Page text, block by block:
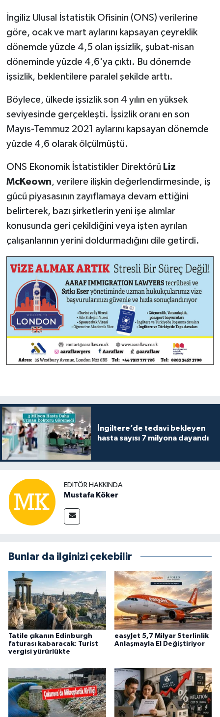
İngiliz Ulusal İstatistik Ofisinin (ONS) verilerine
göre, ocak ve mart aylarını kapsayan çeyreklik
dönemde yüzde 4,5 olan işsizlik, şubat-nisan
döneminde yüzde 4,6'ya çıktı. Bu dönemde
işsizlik, beklentilere paralel şekilde arttı.
Böylece, ülkede işsizlik son 4 yılın en yüksek
seviyesinde gerçekleşti. İşsizlik oranı en son
Mayıs-Temmuz 2021 aylarını kapsayan dönemde
yüzde 4,6 olarak ölçülmüştü.
ONS Ekonomik İstatistikler Direktörü Liz
McKeown, verilere ilişkin değerlendirmesinde, iş
gücü piyasasının zayıflamaya devam ettiğini
belirterek, bazı şirketlerin yeni işe alımlar
konusunda geri çekildiğini veya işten ayrılan
çalışanlarının yerini doldurmadığını dile getirdi.
İngiltere’de tedavi bekleyen
hasta sayısı 7 milyona dayandı
EDITÖR HAKKINDA
Mustafa Köker
Bunlar da ilginizi çekebilir
Tatile çıkanın Edinburgh
faturası kabaracak: Turist
vergisi yürürlükte
easyJet 5,7 Milyar Sterlinlik
Anlaşmayla El Değiştiriyor